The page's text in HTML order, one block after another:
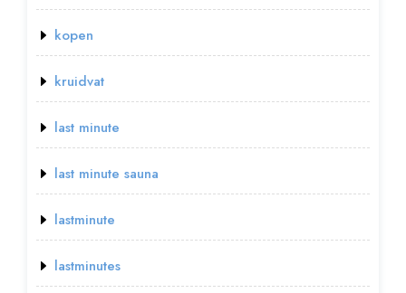
kopen
kruidvat
last minute
last minute sauna
lastminute
lastminutes